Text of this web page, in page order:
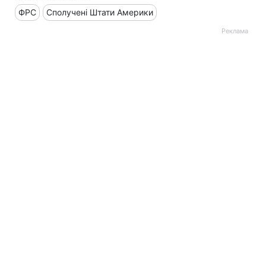
ФРС Сполучені Штати Америки